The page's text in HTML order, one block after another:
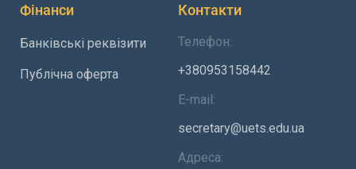
Фінанси
Банківські реквізити
Публічна оферта
Контакти
Телефон:
+380953158442
E-mail:
secretary@uets.edu.ua
Адреса: